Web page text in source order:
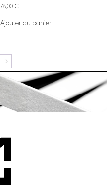
78,00 €
Ajouter au panier
→